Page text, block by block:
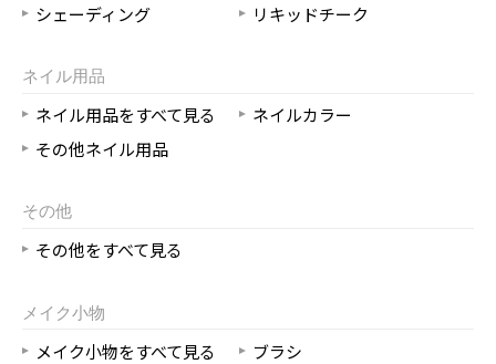
シェーディング
リキッドチーク
ネイル用品
ネイル用品をすべて見る
ネイルカラー
その他ネイル用品
その他
その他をすべて見る
メイク小物
メイク小物をすべて見る ブラシ